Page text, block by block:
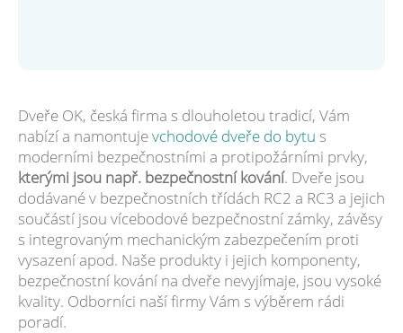
Dveře OK, česká firma s dlouholetou tradicí, Vám
nabízí a namontujevchodové dveře do bytu s
moderními bezpečnostními a protipožárními prvky,
kterými jsou např. bezpečnostní kování. Dveře jsou
dodávané v bezpečnostních třídách RC2 a RC3 a jejich
součástí jsou vícebodové bezpečnostní zámky, závěsy
s integrovaným mechanickým zabezpečením proti
vysazení apod. Naše produkty i jejich komponenty,
bezpečnostní kování na dveře nevyjímaje, jsou vysoké
kvality. Odborníci naší firmy Vám s výběrem rádi
poradí.